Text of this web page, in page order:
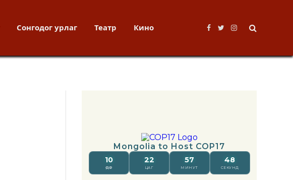
Сонгодог урлаг Театр Кино
Facebook
TwitterInstagram